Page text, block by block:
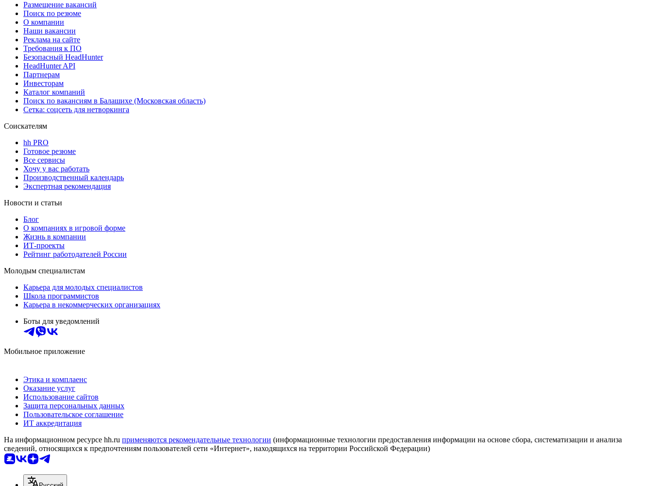
Размещение вакансий
Поиск по резюме
О компании
Наши вакансии
Реклама на сайте
Требования к ПО
Безопасный HeadHunter
HeadHunter API
Партнерам
Инвесторам
Каталог компаний
Поиск по вакансиям в Балашихе (Московская область)
Сетка: соцсеть для нетворкинга
Соискателям
hh PRO
Готовое резюме
Все сервисы
Хочу у вас работать
Производственный календарь
Экспертная рекомендация
Новости и статьи
Блог
О компаниях в игровой форме
Жизнь в компании
ИТ-проекты
Рейтинг работодателей России
Молодым специалистам
Карьера для молодых специалистов
Школа программистов
Карьера в некоммерческих организациях
Боты для уведомлений
Мобильное приложение
Этика и комплаенс
Оказание услуг
Использование сайтов
Защита персональных данных
Пользовательское соглашение
ИТ аккредитация
На информационном ресурсе hh.ru применяются рекомендательные технологии (информационные технологии предоставления информации на основе сбора, систематизации и анализа
сведений, относящихся к предпочтениям пользователей сети «Интернет», находящихся на территории Российской Федерации)